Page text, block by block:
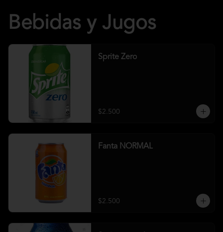
Bebidas y Jugos
Sprite Zero
$2.500
Fanta NORMAL
$2.500